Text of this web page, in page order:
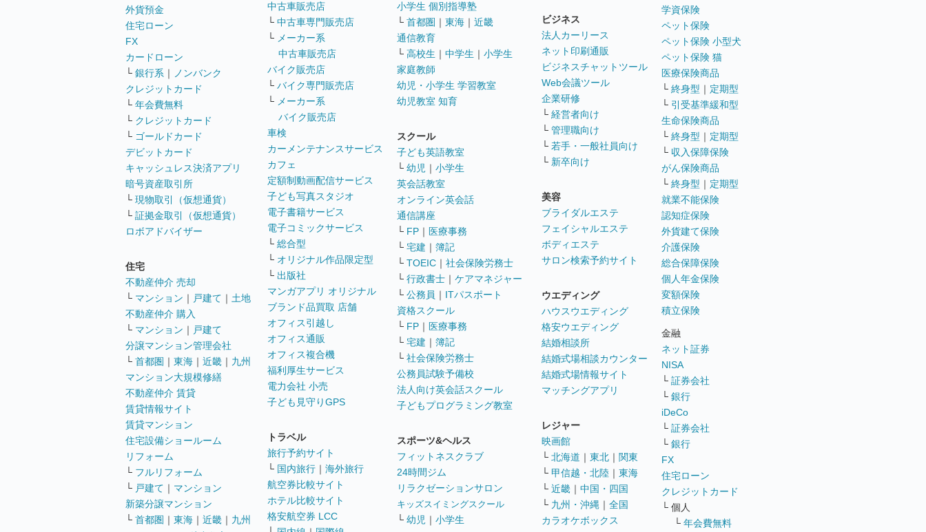
外貨預金
住宅ローン
FX
カードローン
└ 銀行系 ｜
ノンバンク
クレジットカード
└ 年会費無料
└ クレジットカード
└ ゴールドカード
デビットカード
キャッシュレス決済アプリ
暗号資産取引所
└ 現物取引（仮想通貨）
└ 証拠金取引（仮想通貨）
ロボアドバイザー
住宅
不動産仲介 売却
└ マンション ｜ 戸建て ｜ 土地
不動産仲介 購入
└ マンション ｜ 戸建て
分譲マンション管理会社
└ 首都圏 ｜ 東海 ｜ 近畿 ｜ 九州
マンション大規模修繕
不動産仲介 賃貸
賃貸情報サイト
賃貸マンション
住宅設備ショールーム
リフォーム
└ フルリフォーム
└ 戸建て ｜ マンション
新築分譲マンション
└ 首都圏 ｜ 東海 ｜ 近畿 ｜ 九州
中古車販売店
└ 中古車専門販売店
└ メーカー系
中古車販売店
バイク販売店
└ バイク専門販売店
└ メーカー系
バイク販売店
車検
カーメンテナンスサービス
カフェ
定額制動画配信サービス
子ども写真スタジオ
電子書籍サービス
電子コミックサービス
└ 総合型
└ オリジナル作品限定型
└ 出版社
マンガアプリ オリジナル
ブランド品買取 店舗
オフィス引越し
オフィス通販
オフィス複合機
福利厚生サービス
電力会社 小売
子ども見守りGPS
トラベル
旅行予約サイト
└ 国内旅行 ｜ 海外旅行
航空券比較サイト
ホテル比較サイト
格安航空券 LCC
小学生 個別指導塾
└ 首都圏 ｜ 東海 ｜ 近畿
通信教育
└ 高校生 ｜ 中学生 ｜ 小学生
家庭教師
幼児・小学生 学習教室
幼児教室 知育
スクール
子ども英語教室
└ 幼児 ｜ 小学生
英会話教室
オンライン英会話
通信講座
└ FP ｜ 医療事務
└ 宅建 ｜ 簿記
└ TOEIC ｜ 社会保険労務士
└ 行政書士 ｜ ケアマネジャー
└ 公務員 ｜ ITパスポート
資格スクール
└ FP ｜ 医療事務
└ 宅建 ｜ 簿記
└ 社会保険労務士
公務員試験予備校
法人向け英会話スクール
子どもプログラミング教室
スポーツ&ヘルス
フィットネスクラブ
24時間ジム
リラクゼーションサロン
キッズスイミングスクール
└ 幼児 ｜ 小学生
ビジネス
法人カーリース
ネット印刷通販
ビジネスチャットツール
Web会議ツール
企業研修
└ 経営者向け
└ 管理職向け
└ 若手・一般社員向け
└ 新卒向け
美容
ブライダルエステ
フェイシャルエステ
ボディエステ
サロン検索予約サイト
ウエディング
ハウスウエディング
格安ウエディング
結婚相談所
結婚式場相談カウンター
結婚式場情報サイト
マッチングアプリ
レジャー
映画館
└ 北海道 ｜ 東北 ｜ 関東
└ 甲信越・北陸 ｜ 東海
└ 近畿 ｜ 中国・四国
└ 九州・沖縄 ｜ 全国
カラオケボックス
学資保険
ペット保険
ペット保険 小型犬
ペット保険 猫
医療保険商品
└ 終身型 ｜ 定期型
└ 引受基準緩和型
生命保険商品
└ 終身型 ｜ 定期型
└ 収入保障保険
がん保険商品
└ 終身型 ｜ 定期型
就業不能保険
認知症保険
外貨建て保険
介護保険
総合保障保険
個人年金保険
変額保険
積立保険
金融
ネット証券
NISA
└ 証券会社
└ 銀行
iDeCo
└ 証券会社
└ 銀行
FX
住宅ローン
クレジットカード
└ 個人
└ 年会費無料